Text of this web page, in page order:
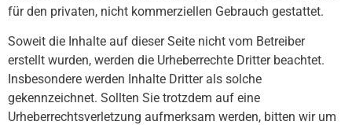
für den privaten, nicht kommerziellen Gebrauch gestattet.
Soweit die Inhalte auf dieser Seite nicht vom Betreiber
erstellt wurden, werden die Urheberrechte Dritter beachtet.
Insbesondere werden Inhalte Dritter als solche
gekennzeichnet. Sollten Sie trotzdem auf eine
Urheberrechtsverletzung aufmerksam werden, bitten wir um